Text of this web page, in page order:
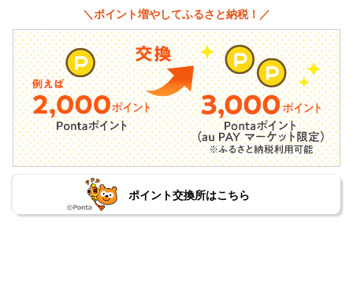
＼ポイント増やしてふるさと納税！／
ポイント交換所はこちら